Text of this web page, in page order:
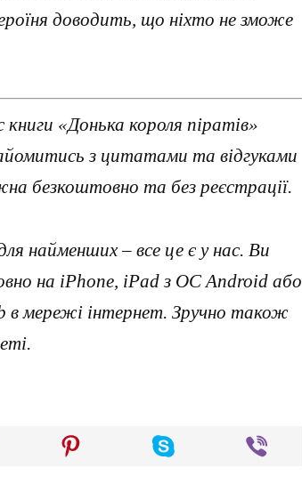
доводить, що ніхто не зможе
«Донька короля піратів»
з цитатами та відгуками
безкоштовно та без реєстрації.
найменших – все це є у нас. Ви
на iPhone, iPad з ОС Android або
в мережі інтернет. Зручно також